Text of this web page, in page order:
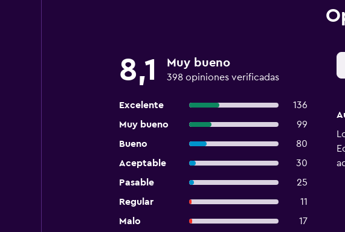
8,1 Muy bueno
398 opiniones verificadas
Excelente
136
Muy bueno
99
Bueno
80
Aceptable
30
Pasable
25
Regular
11
Malo
17